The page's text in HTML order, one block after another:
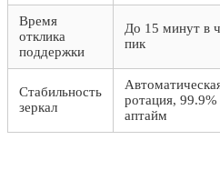
Время
отклика
поддержки
До 15 минут в
пик
Стабильность
зеркал
ротация, 99.9%
аптайм